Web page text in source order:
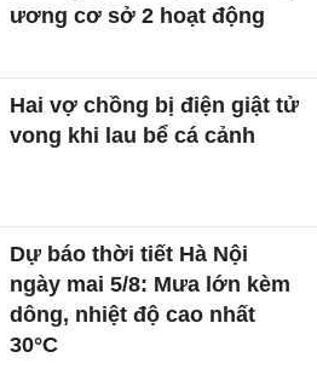
ương cơ sở 2 hoạt động
Hai vợ chồng bị điện giật tử
vong khi lau bể cá cảnh
Dự báo thời tiết Hà Nội
ngày mai 5/8: Mưa lớn kèm
dông, nhiệt độ cao nhất
30°C